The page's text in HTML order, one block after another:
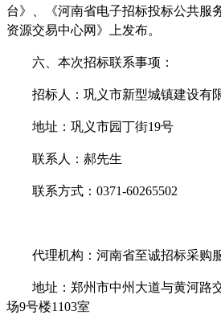
台》、《河南省电子招标投标公共服
资源交易中心网》上发布。
六、本次招标联系事项：
招标人： 巩义市新型城镇建设有
地址：巩义市园丁街19号
联系人： 郝先生
联系方式： 0371-60265502
代理机构：河南省至诚招标采购
地址：郑州市中州大道与黄河路
场9号楼1103室